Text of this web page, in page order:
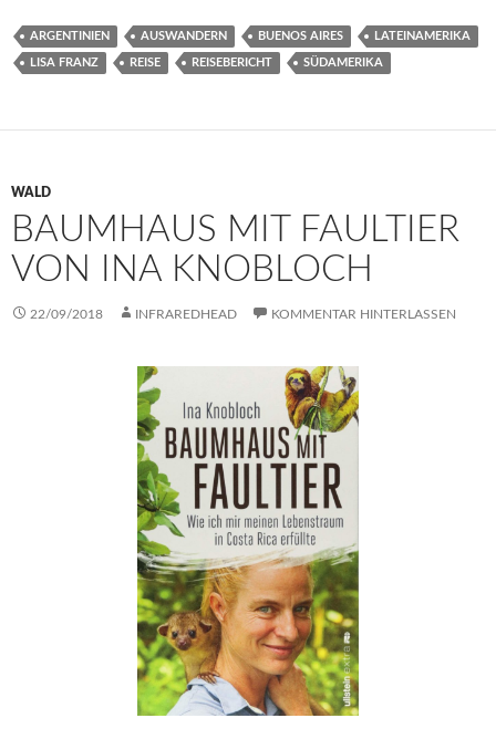
ARGENTINIEN AUSWANDERN BUENOS AIRES LATEINAMERIKA
LISA FRANZ REISE REISEBERICHT SÜDAMERIKA
WALD
BAUMHAUS MIT FAULTIER
VON INA KNOBLOCH
22/09/2018 INFRAREDHEAD KOMMENTAR HINTERLASSEN